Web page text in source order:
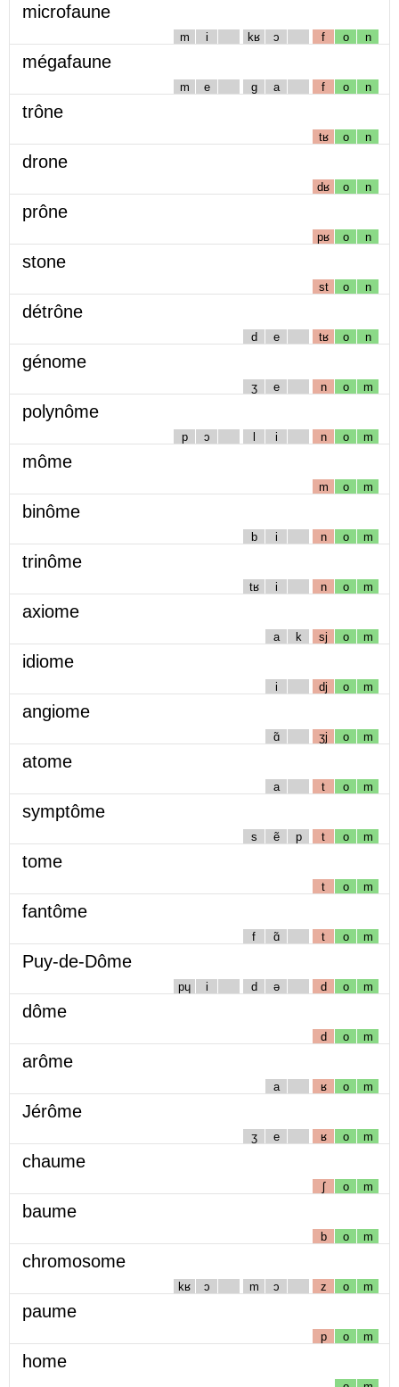
microfaune
m i kʁ ɔ f o n
mégafaune
m e g a f o n
trône
tʁ o n
drone
dʁ o n
prône
pʁ o n
stone
st o n
détrône
d e tʁ o n
génome
ʒ e n o m
polynôme
p ɔ l i n o m
môme
m o m
binôme
b i n o m
trinôme
tʁ i n o m
axiome
a k sj o m
idiome
i dj o m
angiome
ɑ̃ ʒj o m
atome
a t o m
symptôme
s ẽ p t o m
tome
t o m
fantôme
f ɑ̃ t o m
Puy-de-Dôme
pɥ i d ə d o m
dôme
d o m
arôme
a ʁ o m
Jérôme
ʒ e ʁ o m
chaume
ʃ o m
baume
b o m
chromosome
kʁ ɔ m ɔ z o m
paume
p o m
home